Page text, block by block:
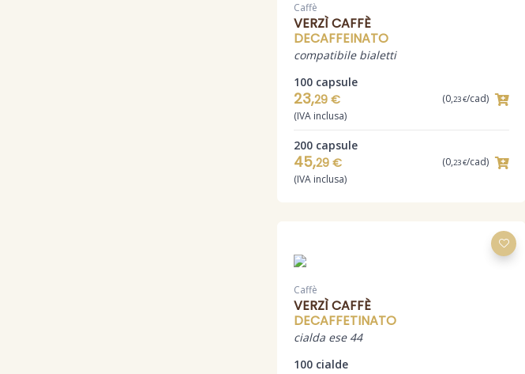
Caffè
VERZÌ CAFFÈ
DECAFFEINATO
compatibile bialetti
100 capsule
23,29 € (0,23 €/cad)
(IVA inclusa)
200 capsule
45,29 € (0,23 €/cad)
(IVA inclusa)
Caffè
VERZÌ CAFFÈ
DECAFFETINATO
cialda ese 44
100 cialde